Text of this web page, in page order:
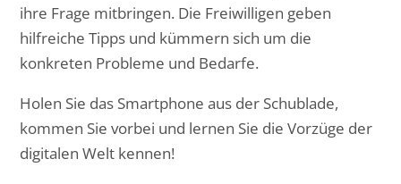
ihre Frage mitbringen. Die Freiwilligen geben
hilfreiche Tipps und kümmern sich um die
konkreten Probleme und Bedarfe.
Holen Sie das Smartphone aus der Schublade,
kommen Sie vorbei und lernen Sie die Vorzüge der
digitalen Welt kennen!